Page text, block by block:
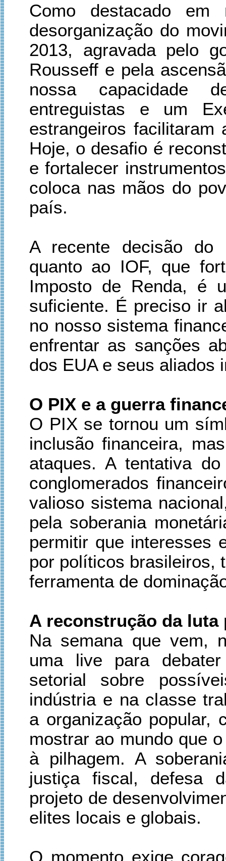
Como destacado em
desorganização do
2013, agravada pelo
Rousseff e pela
nossa capacidade
entreguistas e um
estrangeiros facilitaram
Hoje, o desafio é
e fortalecer
coloca nas mãos do
país.
A recente decisão do
quanto ao IOF, que
Imposto de Renda, é
suficiente. É preciso ir
no nosso sistema
enfrentar as sanções
dos EUA e seus aliados
O PIX e a guerra
O PIX se tornou um
inclusão financeira,
ataques. A tentativa
conglomerados
valioso sistema
pela soberania
permitir que interesses
por políticos brasileiros,
ferramenta de
A reconstrução da luta
Na semana que vem,
uma live para
setorial sobre
indústria e na classe
a organização popular,
mostrar ao mundo que
à pilhagem. A
justiça fiscal, defesa
projeto de
elites locais e globais.
O momento exige